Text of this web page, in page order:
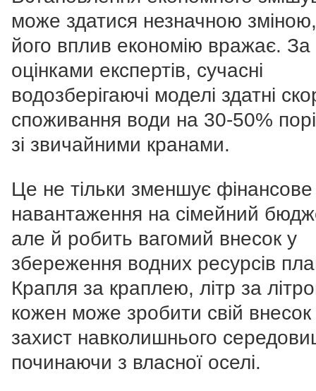
може здатися незначною
його вплив економію вражає. За
оцінками експертів, сучасні
водозберігаючі моделі здатні
споживання води на 30-50%
зі звичайними кранами.
Це не тільки зменшує фінансове
навантаження на сімейний
але й робить вагомий внесок у
збереження водних ресурсів
Крапля за краплею, літр за
кожен може зробити свій внесок
захист навколишнього
починаючи з власної оселі.